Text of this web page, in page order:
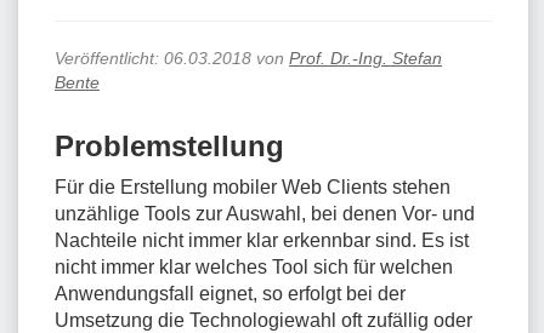
Veröffentlicht: 06.03.2018 von Prof. Dr.-Ing. Stefan
Bente
Problemstellung
Für die Erstellung mobiler Web Clients stehen
unzählige Tools zur Auswahl, bei denen Vor- und
Nachteile nicht immer klar erkennbar sind. Es ist
nicht immer klar welches Tool sich für welchen
Anwendungsfall eignet, so erfolgt bei der
Umsetzung die Technologiewahl oft zufällig oder